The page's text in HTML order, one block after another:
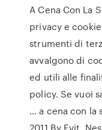
A Cena Con La
privacy e
strumenti di
avvalgono di
ed utili alle
policy. Se vuoi
… a cena con la
2011 By Evit.